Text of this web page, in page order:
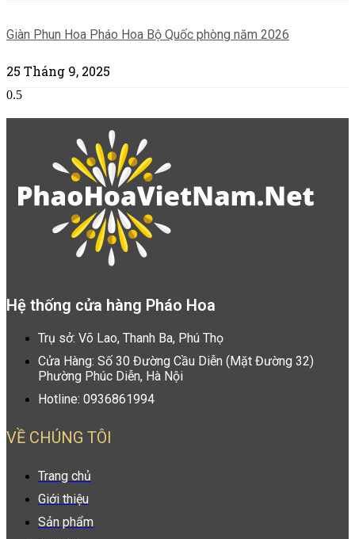
Giàn Phun Hoa Pháo Hoa Bộ Quốc phòng năm 2026
25 Tháng 9, 2025
Hệ thống cửa hàng Pháo Hoa
Trụ sở: Võ Lao, Thanh Ba, Phú Thọ
Cửa Hàng: Số 30 Đường Cầu Diễn (Mặt Đường 32)
Phường Phúc Diễn, Hà Nội
Hotline: 0936861994
VỀ CHÚNG TÔI
Trang chủ
Giới thiệu
Sản phẩm